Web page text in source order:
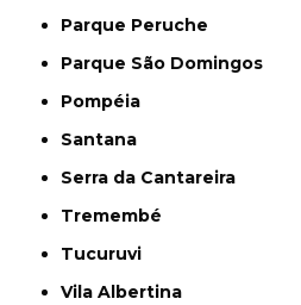
Parque Peruche
Parque São Domingos
Pompéia
Santana
Serra da Cantareira
Tremembé
Tucuruvi
Vila Albertina